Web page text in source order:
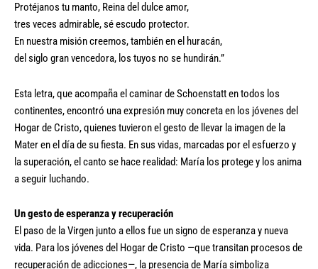
Protéjanos tu manto, Reina del dulce amor,
tres veces admirable, sé escudo protector.
En nuestra misión creemos, también en el huracán,
del siglo gran vencedora, los tuyos no se hundirán.”
Esta letra, que acompaña el caminar de Schoenstatt en todos los
continentes, encontró una expresión muy concreta en los jóvenes del
Hogar de Cristo, quienes tuvieron el gesto de llevar la imagen de la
Mater en el día de su fiesta. En sus vidas, marcadas por el esfuerzo y
la superación, el canto se hace realidad: María los protege y los anima
a seguir luchando.
Un gesto de esperanza y recuperación
El paso de la Virgen junto a ellos fue un signo de esperanza y nueva
vida. Para los jóvenes del Hogar de Cristo —que transitan procesos de
recuperación de adicciones—, la presencia de María simboliza